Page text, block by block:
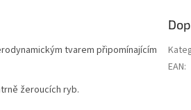
tvarem připomínajícím
žeroucích ryb.
EAN: